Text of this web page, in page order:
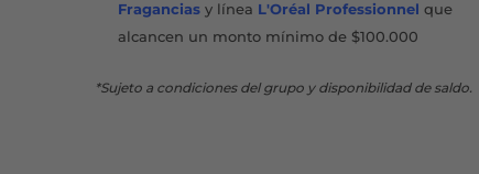
Fraganciasy línea L'Oréal Professionnel que
alcancen un monto mínimo de $100.000
*Sujeto a condiciones del grupo y disponibilidad de saldo.